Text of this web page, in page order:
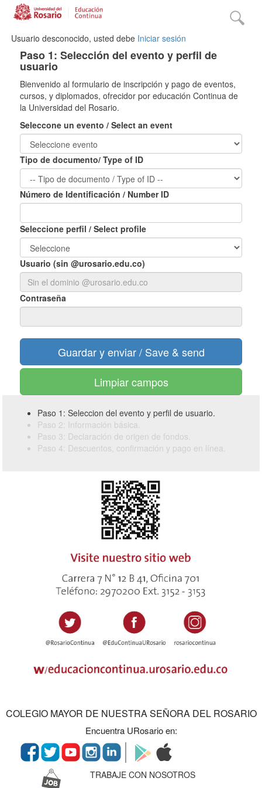
Usuario desconocido, usted debe Iniciar sesión
Paso 1: Selección del evento y perfil de
usuario
Bienvenido al formulario de inscripción y pago de eventos,
cursos, y diplomados, ofrecidor por educación Continua de
la Universidad del Rosario.
Seleccone un evento / Select an event
Tipo de documento/ Type of ID
Número de Identificación / Number ID
Seleccione perfil / Select profile
Usuario (sin @urosario.edu.co)
Contraseña
Limpiar campos
Paso 1: Seleccion del evento y perfil de usuario.
Paso 2: Información básica.
Paso 3: Declaración de origen de fondos.
Paso 4: Descuentos, confirmación y pago en línea.
COLEGIO MAYOR DE NUESTRA SEÑORA DEL ROSARIO
Encuentra URosario en:
TRABAJE CON NOSOTROS